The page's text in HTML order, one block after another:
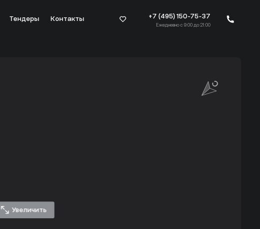
Тендеры Контакты +7 (495) 150-75-37
Ежедневно с 9:00 до 21:00
Увеличить